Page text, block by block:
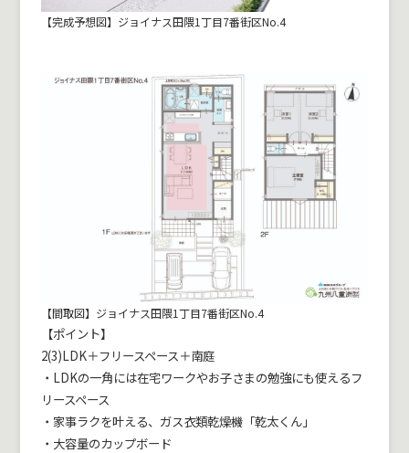
【完成予想図】ジョイナス田隈1丁目7番街区No.4
【間取図】ジョイナス田隈1丁目7番街区No.4
【ポイント】
2(3)LDK＋フリースペース＋南庭
・LDKの一角には在宅ワークやお子さまの勉強にも使えるフ
リースペース
・家事ラクを叶える、ガス衣類乾燥機「乾太くん」
・大容量のカップボード